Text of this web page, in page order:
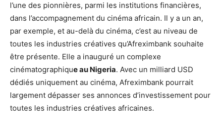
l’une des pionnières, parmi les institutions financières,
dans l’accompagnement du cinéma africain. Il y a un an,
par exemple, et au-delà du cinéma, c’est au niveau de
toutes les industries créatives qu’Afreximbank souhaite
être présente. Elle a inauguré un complexe
cinématographique au Nigeria. Avec un milliard USD
dédiés uniquement au cinéma, Afreximbank pourrait
largement dépasser ses annonces d’investissement pour
toutes les industries créatives africaines.